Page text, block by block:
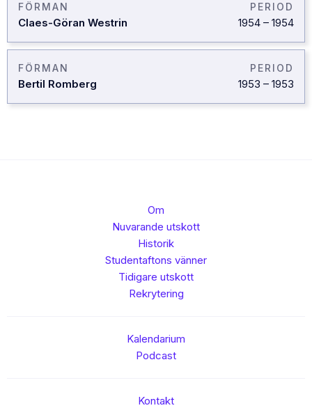
FÖRMAN
Claes-Göran Westrin
PERIOD
1954 – 1954
FÖRMAN
Bertil Romberg
PERIOD
1953 – 1953
Om
Nuvarande utskott
Historik
Studentaftons vänner
Tidigare utskott
Rekrytering
Kalendarium
Podcast
Kontakt